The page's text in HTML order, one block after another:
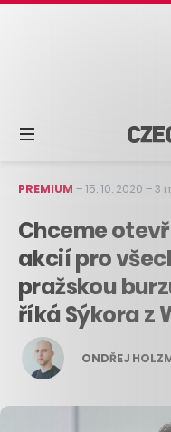
PREMIUM –15. 10. 2020 –3
Chceme
akcií pro
pražskou
říká Sýkora z
ONDŘEJ